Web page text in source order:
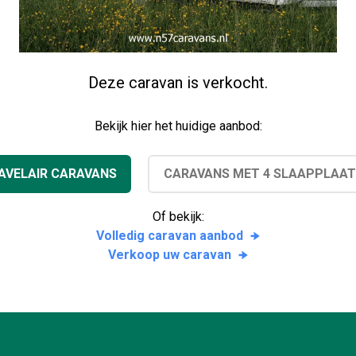
Deze caravan is verkocht.
Bekijk hier het huidige aanbod:
CARAVANS CARAVANS MET 4
Of bekijk:
Volledig caravan aanbod
Verkoop uw caravan